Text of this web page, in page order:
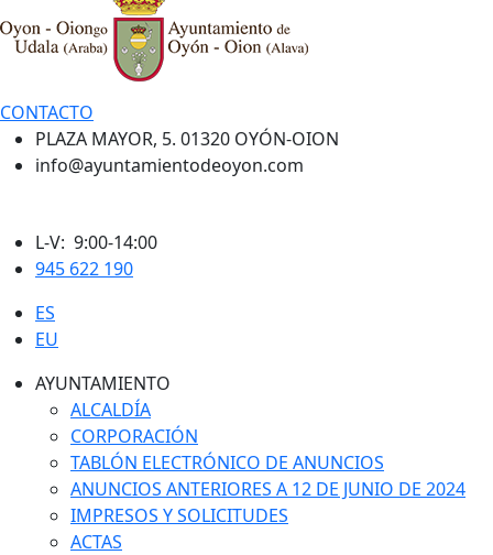
CONTACTO
PLAZA MAYOR, 5. 01320 OYÓN-OION
info@ayuntamientodeoyon.com
L-V: 9:00-14:00
945 622 190
ES
EU
AYUNTAMIENTO
ALCALDÍA
CORPORACIÓN
TABLÓN ELECTRÓNICO DE ANUNCIOS
ANUNCIOS ANTERIORES A 12 DE JUNIO DE 2024
IMPRESOS Y SOLICITUDES
ACTAS